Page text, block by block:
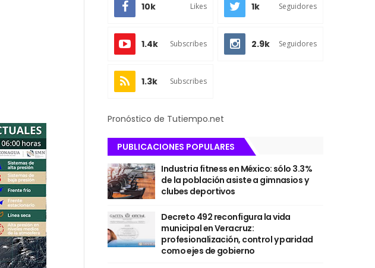
10k Likes 1k Seguidores
1.4k Subscribes 2.9k Seguidores
1.3k Subscribes
Pronóstico de Tutiempo.net
PUBLICACIONES POPULARES
Industria fitness en México: sólo 3.3%
de la población asiste a gimnasios y
clubes deportivos
Decreto 492 reconfigura la vida
municipal en Veracruz:
profesionalización, control y paridad
como ejes de gobierno